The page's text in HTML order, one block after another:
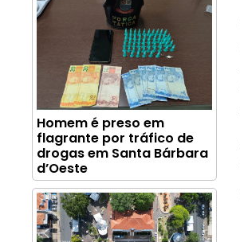
Homem é preso em
flagrante por tráfico de
drogas em Santa Bárbara
d’Oeste